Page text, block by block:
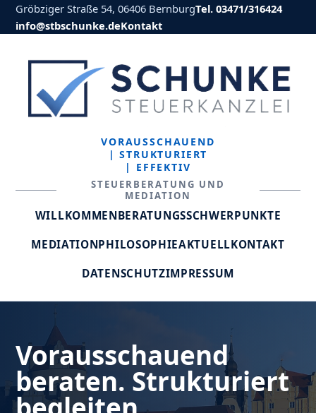
Gröbziger Straße 54, 06406 BernburgTel. 03471/316424
info@stbschunke.deKontakt
VORAUSSCHAUEND
| STRUKTURIERT
| EFFEKTIV
STEUERBERATUNG UND
MEDIATION
WILLKOMMENBERATUNGSSCHWERPUNKTE
MEDIATIONPHILOSOPHIEAKTUELLKONTAKT
DATENSCHUTZIMPRESSUM
Vorausschauend
beraten. Strukturiert